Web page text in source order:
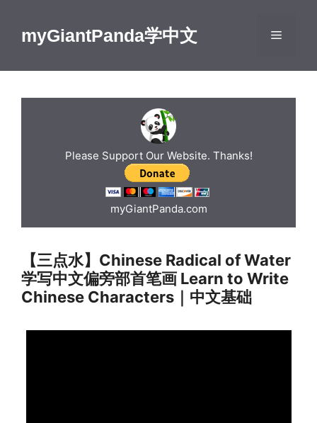
contentmyGiantPanda学中文 Menu
Please Support Our Website. Thanks!
myGiantPanda.com
【三点水】Chinese Radical of Water
学写中文偏旁部首笔画 Learn to Write
Chinese Characters｜中文基础